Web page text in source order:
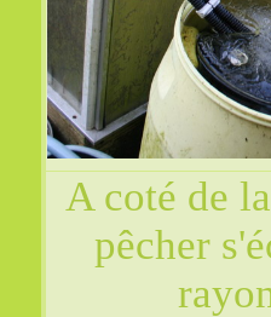
A coté de
pêcher